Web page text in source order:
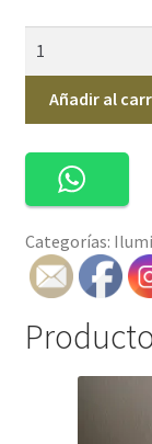
cantidad
Añadir al
Categorías: